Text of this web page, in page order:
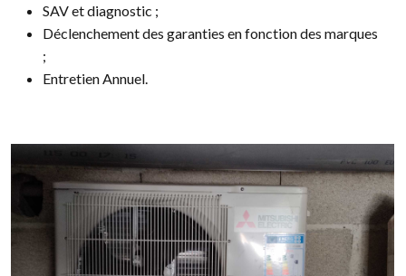
SAV et diagnostic ;
Déclenchement des garanties en fonction des marques
;
Entretien Annuel.